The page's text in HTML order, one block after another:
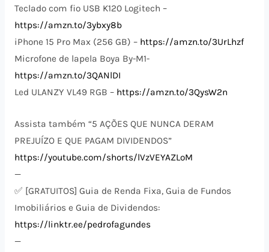
Teclado com fio USB K120 Logitech –
https://amzn.to/3ybxy8b
iPhone 15 Pro Max (256 GB) – https://amzn.to/3UrLhzf
Microfone de lapela Boya By-M1-
https://amzn.to/3QANlDI
Led ULANZY VL49 RGB – https://amzn.to/3QysW2n
Assista também “5 AÇÕES QUE NUNCA DERAM
PREJUÍZO E QUE PAGAM DIVIDENDOS”
https://youtube.com/shorts/lVzVEYAZLoM
—
✅ [GRATUITOS] Guia de Renda Fixa, Guia de Fundos
Imobiliários e Guia de Dividendos:
https://linktr.ee/pedrofagundes
—